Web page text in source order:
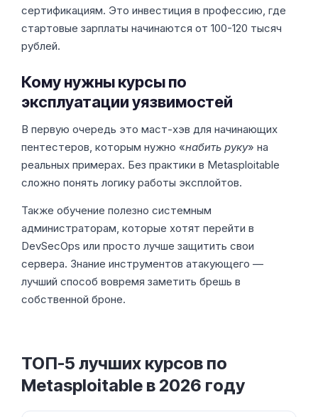
сертификациям. Это инвестиция в профессию, где
стартовые зарплаты начинаются от 100-120 тысяч
рублей.
Кому нужны курсы по
эксплуатации уязвимостей
В первую очередь это маст-хэв для начинающих
пентестеров, которым нужно «набить руку» на
реальных примерах. Без практики в Metasploitable
сложно понять логику работы эксплойтов.
Также обучение полезно системным
администраторам, которые хотят перейти в
DevSecOps или просто лучше защитить свои
сервера. Знание инструментов атакующего —
лучший способ вовремя заметить брешь в
собственной броне.
ТОП-5 лучших курсов по
Metasploitable в 2026 году